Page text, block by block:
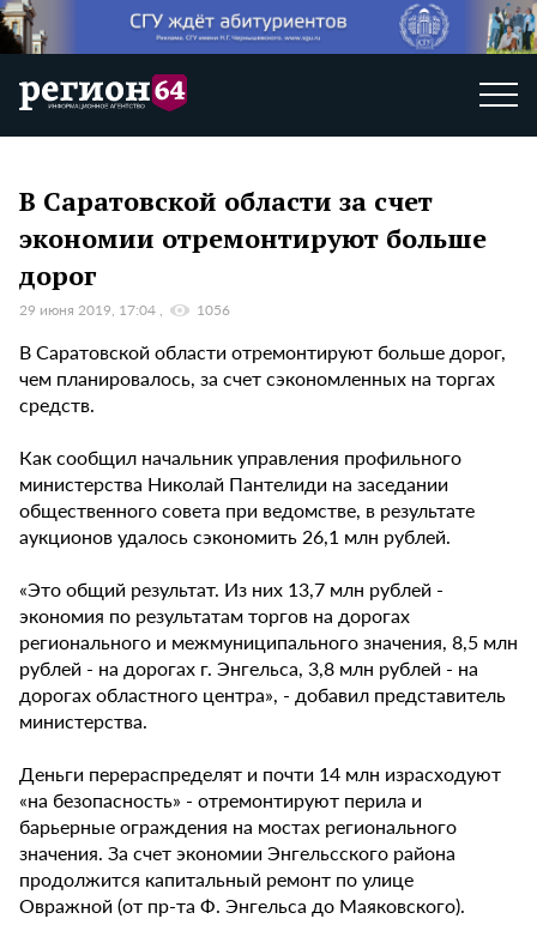
В Саратовской области за счет
экономии отремонтируют больше
дорог
29 июня 2019, 17:04 1056
В Саратовской области отремонтируют больше дорог,
чем планировалось, за счет сэкономленных на торгах
средств.
Как сообщил начальник управления профильного
министерства Николай Пантелиди на заседании
общественного совета при ведомстве, в результате
аукционов удалось сэкономить 26,1 млн рублей.
«Это общий результат. Из них 13,7 млн рублей -
экономия по результатам торгов на дорогах
регионального и межмуниципального значения, 8,5 млн
рублей - на дорогах г. Энгельса, 3,8 млн рублей - на
дорогах областного центра», - добавил представитель
министерства.
Деньги перераспределят и почти 14 млн израсходуют
«на безопасность» - отремонтируют перила и
барьерные ограждения на мостах регионального
значения. За счет экономии Энгельсского района
продолжится капитальный ремонт по улице
Овражной (от пр-та Ф. Энгельса до Маяковского).